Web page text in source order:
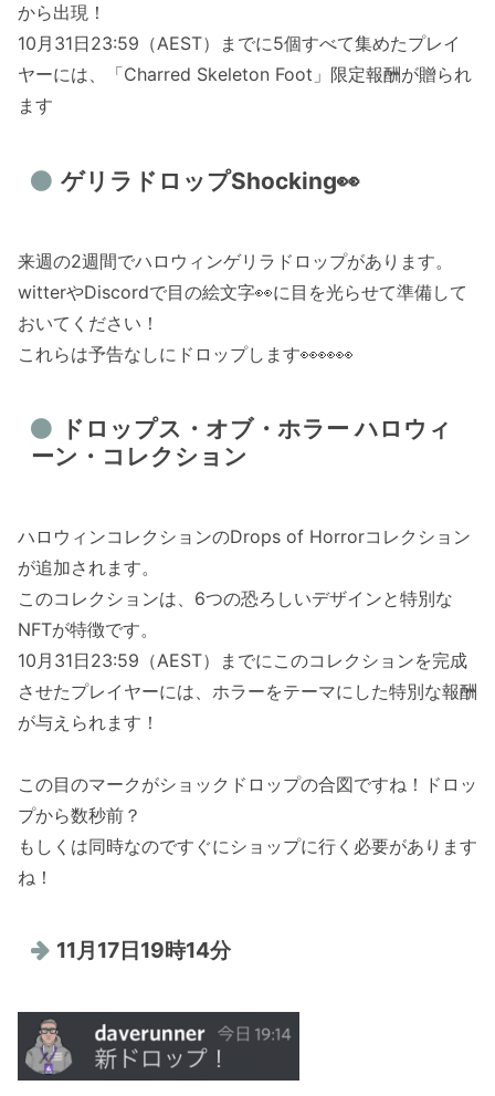
から出現！
10月31日23:59（AEST）までに5個すべて集めたプレイ
ヤーには、「Charred Skeleton Foot」限定報酬が贈られ
ます
ゲリラドロップShocking👀
来週の2週間でハロウィンゲリラドロップがあります。
witterやDiscordで目の絵文字👀に目を光らせて準備して
おいてください！
これらは予告なしにドロップします👀👀👀
ドロップス・オブ・ホラー ハロウィ
ーン・コレクション
ハロウィンコレクションのDrops of Horrorコレクション
が追加されます。
このコレクションは、6つの恐ろしいデザインと特別な
NFTが特徴です。
10月31日23:59（AEST）までにこのコレクションを完成
させたプレイヤーには、ホラーをテーマにした特別な報酬
が与えられます！
この目のマークがショックドロップの合図ですね！ドロッ
プから数秒前？
もしくは同時なのですぐにショップに行く必要があります
ね！
11月17日19時14分